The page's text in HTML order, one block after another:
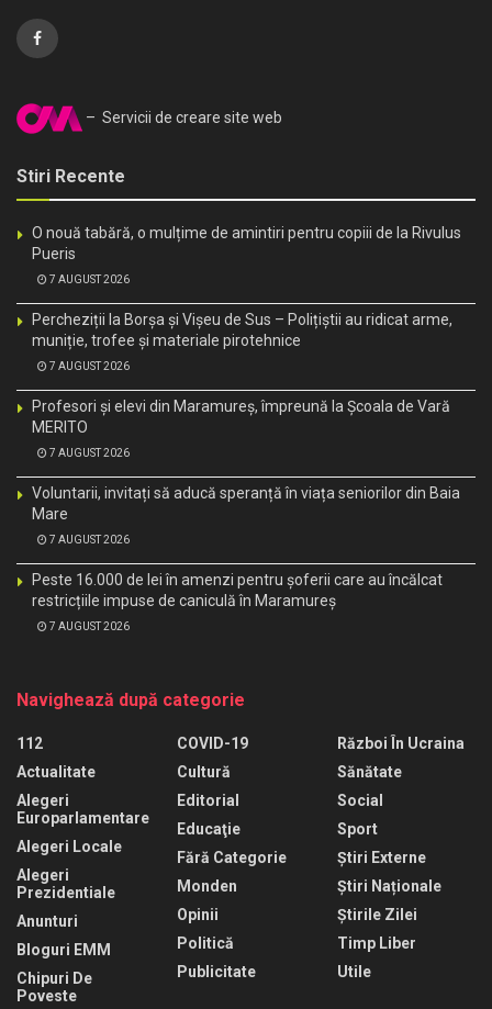
– Servicii de creare site web
Stiri Recente
O nouă tabără, o mulțime de amintiri pentru copiii de la Rivulus
Pueris
7 AUGUST 2026
Percheziții la Borșa și Vișeu de Sus – Polițiștii au ridicat arme,
muniție, trofee și materiale pirotehnice
7 AUGUST 2026
Profesori și elevi din Maramureș, împreună la Școala de Vară
MERITO
7 AUGUST 2026
Voluntarii, invitați să aducă speranță în viața seniorilor din Baia
Mare
7 AUGUST 2026
Peste 16.000 de lei în amenzi pentru șoferii care au încălcat
restricțiile impuse de caniculă în Maramureș
7 AUGUST 2026
Navighează după categorie
112
Actualitate
Alegeri
Europarlamentare
Alegeri Locale
Alegeri
Prezidentiale
Anunturi
Bloguri EMM
Chipuri De
Poveste
COVID-19
Cultură
Editorial
Educaţie
Fără Categorie
Monden
Opinii
Politică
Publicitate
Război În Ucraina
Sănătate
Social
Sport
Știri Externe
Știri Naționale
Știrile Zilei
Timp Liber
Utile